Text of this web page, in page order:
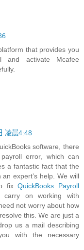
that provides you
and activate Mcafee
凌晨4:48
software, there
error, which can
a fantastic fact that the
expert’s help. We will
fixQuickBooks Payroll
on working with
not worry about how
this. We are just a
us a mail describing
with the necessary